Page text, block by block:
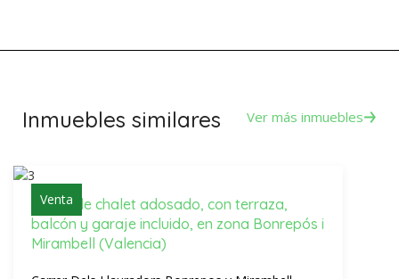
Inmuebles similares Ver más inmuebles
Venta
Venta de chalet adosado, con terraza,
balcón y garaje incluido, en zona Bonrepós i
Mirambell (Valencia)